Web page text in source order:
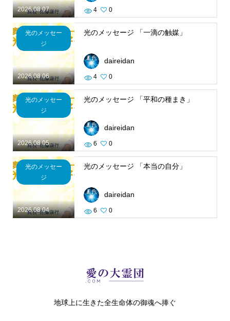
2026.08.07 4 0
2026.08.06
光のメッセー
ジ
光のメッセージ 「一滴の触媒」
daireidan
4 0
2026.08.05
光のメッセー
ジ
光のメッセージ 「平和の種まき」
daireidan
6 0
2026.08.04
光のメッセー
ジ
光のメッセージ 「本当の自分」
daireidan
6 0
地球上に生きた全生命体の御魂へ捧ぐ